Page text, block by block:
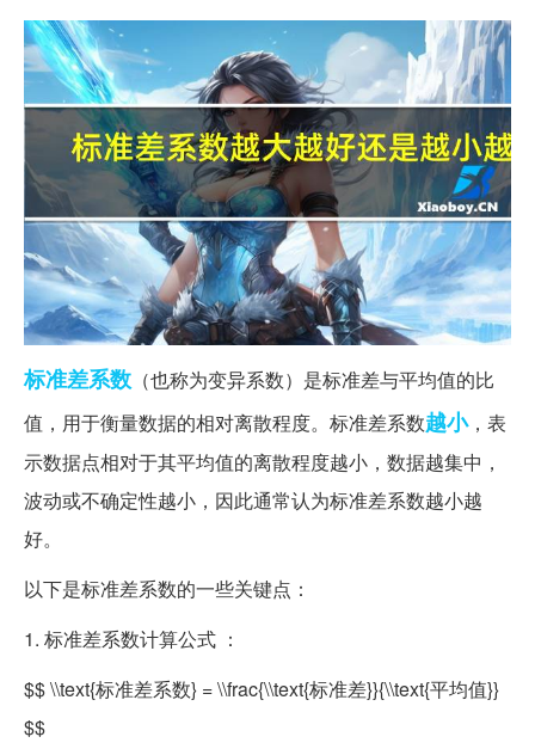
标准差系数 （也称为变异系数）是标准差与平均值的比
值，用于衡量数据的相对离散程度。标准差系数越小，表
示数据点相对于其平均值的离散程度越小，数据越集中，
波动或不确定性越小，因此通常认为标准差系数越小越
好。
以下是标准差系数的一些关键点：
1. 标准差系数计算公式 ：
$$ \\text{标准差系数} = \\frac{\\text{标准差}}{\\text{平均值}}
$$